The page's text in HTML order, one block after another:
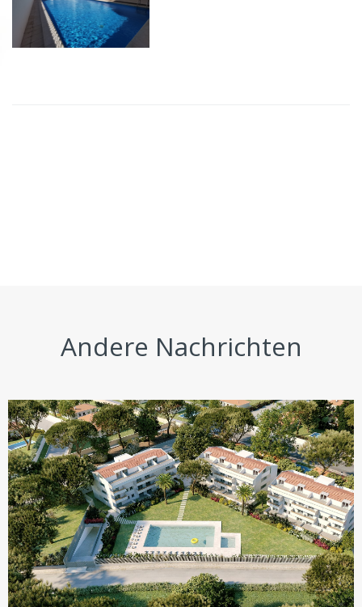
Andere Nachrichten